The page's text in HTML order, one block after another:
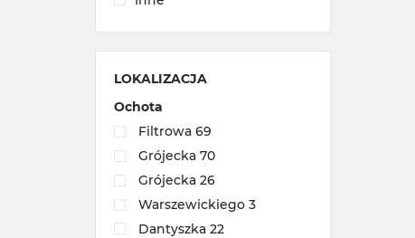
LOKALIZACJA
Ochota
Filtrowa 69
Grójecka 70
Grójecka 26
Warszewickiego 3
Dantyszka 22